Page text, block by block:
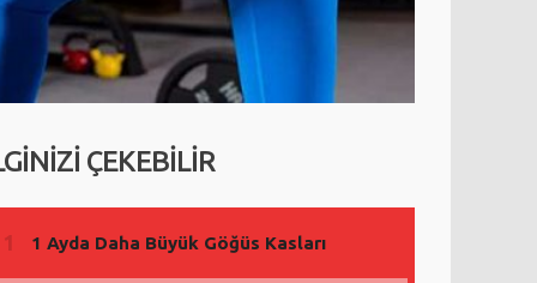
ÇEKEBİLİR